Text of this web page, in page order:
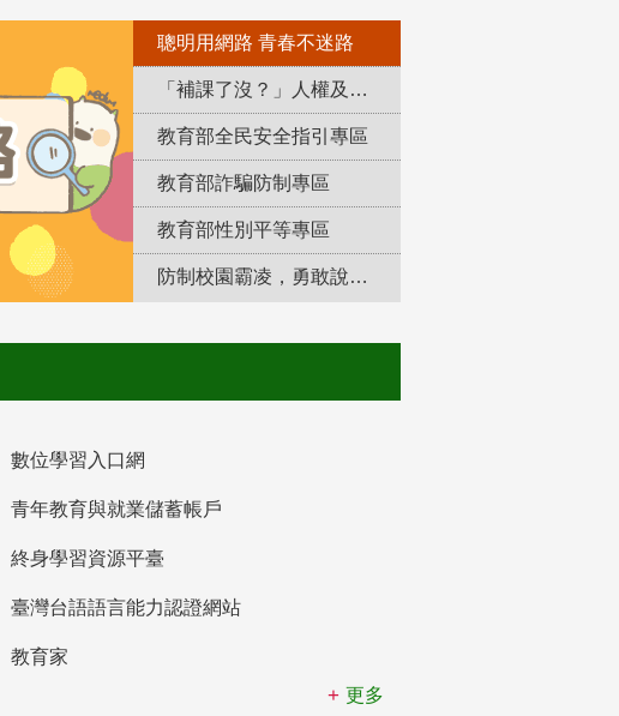
聰明用網路 青春不迷路
「補課了沒？」人權及轉型正義教育專區
教育部全民安全指引專區
教育部詐騙防制專區
教育部性別平等專區
防制校園霸凌，勇敢說出來！
數位學習入口網
青年教育與就業儲蓄帳戶
終身學習資源平臺
臺灣台語語言能力認證網站
教育家
更多